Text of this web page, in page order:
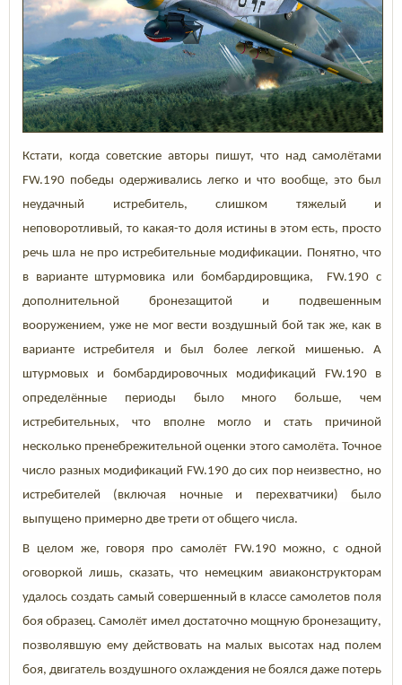
Кстати, когда советские авторы пишут, что над самолётами
FW.190 победы одерживались легко и что вообще, это был
неудачный истребитель, слишком тяжелый и
неповоротливый, то какая-то доля истины в этом есть, просто
речь шла не про истребительные модификации. Понятно, что
в варианте штурмовика или бомбардировщика,
FW.190 с
дополнительной бронезащитой и подвешенным
вооружением, уже не мог вести воздушный бой так же, как в
варианте истребителя и был более легкой мишенью. А
штурмовых и бомбардировочных модификаций
FW.190в
определённые периоды было много больше, чем
истребительных, что вполне могло и стать причиной
несколько пренебрежительной оценки этого самолёта. Точное
число разных модификаций FW.190 до сих пор неизвестно, но
истребителей (включая ночные и перехватчики) было
выпущено примерно две трети от общего числа.
В целом же, говоря про самолёт FW.190 можно, с одной
оговоркой лишь, сказать, что немецким авиаконструкторам
удалось создать самый совершенный в классе самолетов поля
боя образец. Самолёт имел достаточно мощную бронезащиту,
позволявшую ему действовать на малых высотах над полем
боя, двигатель воздушного охлаждения не боялся даже потерь